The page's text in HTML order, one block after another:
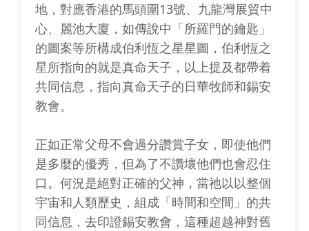
地，對應香港的馬頭圍13號、九龍灣展貿中
心、麗池大廈，如傳說中「所羅門的鑰匙」
的圖案等所構成伯利恆之星星圖，伯利恆之
星所指向的就是真命天子，以上提及都帶着
共同信息，指向真命天子的日華牧師和錫安
教會。
正如正常父母不會過分讚賞子女，即使他們
是多麼的優秀，但為了不讚壞他們也會忍住
口。何況是絕對正確的父神，當祂以以整個
宇宙和人類歷史，組成「時間和空間」的共
同信息，去印證錫安教會，這種超越神對舊